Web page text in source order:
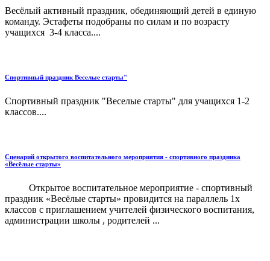
Весёлый активный праздник, обединяющий детей в единую
команду. Эстафеты подобраны по силам и по возрасту
учащихся 3-4 класса....
Спортивный праздник Веселые старты"
Спортивный праздник "Веселые старты" для учащихся 1-2
классов....
Сценарий открытого воспитательного мероприятия - спортивного праздника
«Весёлые старты»
Открытое воспитательное мероприятие - спортивный
праздник «Весёлые старты» провидится на параллель 1х
классов с приглашением учителей физического воспитания,
администрации школы , родителей ...